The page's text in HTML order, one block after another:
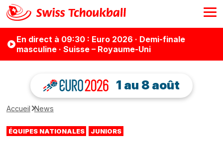
En direct à 09:30: Euro 2026 · Demi-finale
masculine · Suisse – Royaume-Uni
1 au 8 août
Accueil News
ÉQUIPES NATIONALES JUNIORS